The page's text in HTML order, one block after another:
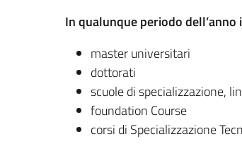
In qualunque periodo
master universitari
dottorati
scuole di specializzazione,
foundation Course
corsi di Specializzazione